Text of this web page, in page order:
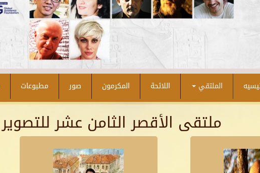
مطبوعات صور المكرمون اللائحة الملتقي
ملتقى الأقصر الثامن عشر للتصوير